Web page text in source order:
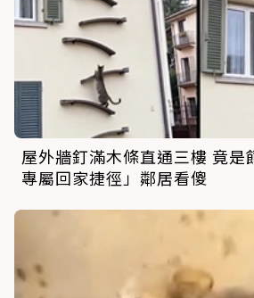
屋外牆釘滿木條直通三樓 竟是
專屬回家捷徑」鄰居看傻